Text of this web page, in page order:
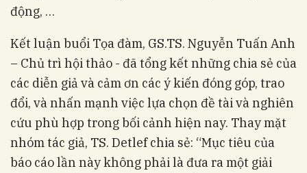
động, …
Kết luận buổi Tọa đàm, GS.TS. Nguyễn Tuấn Anh
– Chủ trì hội thảo - đã tổng kết những chia sẻ của
các diễn giả và cảm ơn các ý kiến đóng góp, trao
đổi, và nhấn mạnh việc lựa chọn đề tài và nghiên
cứu phù hợp trong bối cảnh hiện nay. Thay mặt
nhóm tác giả, TS. Detlef chia sẻ: “Mục tiêu của
báo cáo lần này không phải là đưa ra một giải